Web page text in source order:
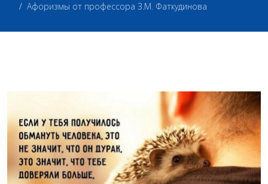
Афоризмы от профессора З.М. Фаткудинова